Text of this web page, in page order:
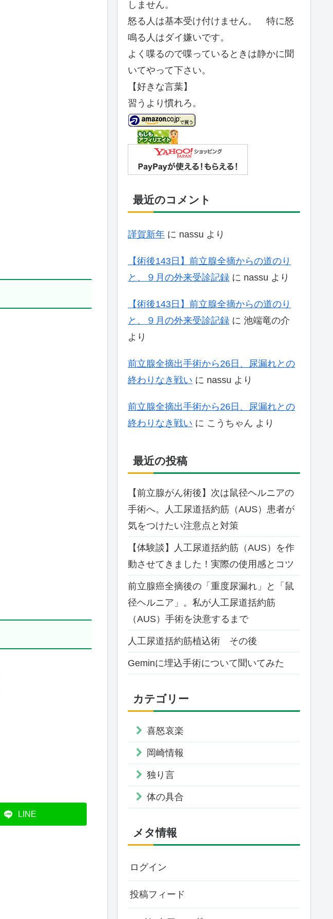
LINE
しません。
怒る人は基本受け付けません。 特に怒
鳴る人はダイ嫌いです。
よく喋るので喋っているときは静かに聞
いてやって下さい。
【好きな言葉】
習うより慣れろ。
最近のコメント
謹賀新年 に nassu より
【術後143日】前立腺全摘からの道のり
と、９月の外来受診記録 に nassu より
【術後143日】前立腺全摘からの道のり
と、９月の外来受診記録 に 池端竜の介
より
前立腺全摘出手術から26日、尿漏れとの
終わりなき戦い に nassu より
前立腺全摘出手術から26日、尿漏れとの
終わりなき戦い に こうちゃん より
最近の投稿
【前立腺がん術後】次は鼠径ヘルニアの
手術へ。人工尿道括約筋（AUS）患者が
気をつけたい注意点と対策
【体験談】人工尿道括約筋（AUS）を作
動させてきました！実際の使用感とコツ
前立腺癌全摘後の「重度尿漏れ」と「鼠
径ヘルニア」。私が人工尿道括約筋
（AUS）手術を決意するまで
人工尿道括約筋植込術 その後
Geminに埋込手術について聞いてみた
カテゴリー
喜怒哀楽
岡崎情報
独り言
体の具合
メタ情報
ログイン
投稿フィード